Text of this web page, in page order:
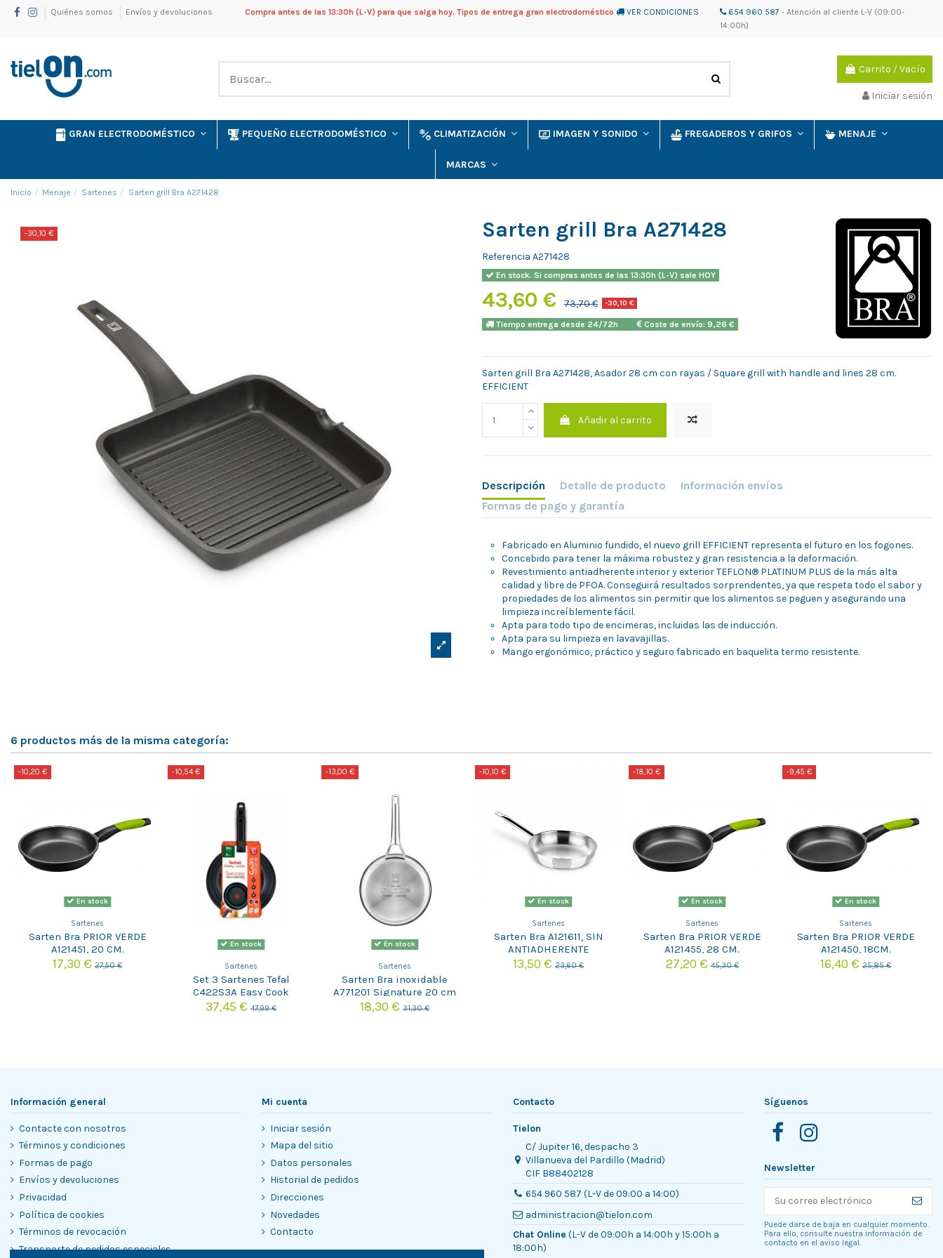
Quiénes somos Envíos y devoluciones Compra antes de las 13:30h (L-V) para que salga hoy. Tipos de entrega gran electrodoméstico VER CONDICIONES 654 960 587 - Atención al cliente L-V (09:00-
14:00h)
Carrito /Vacío
Iniciar sesión
GRAN ELECTRODOMÉSTICO PEQUEÑO ELECTRODOMÉSTICO CLIMATIZACIÓN IMAGEN Y SONIDO FREGADEROS Y GRIFOS MENAJE
MARCAS
Inicio Menaje Sartenes Sarten grill Bra A271428
-30,10 € Sarten grill Bra A271428
Referencia A271428
En stock. Si compras antes de las 13:30h (L-V) sale HOY
43,60 € 73,70 € -30,10 €
Tiempo entrega desde 24/72h Coste de envío: 9,26 €
Sarten grill Bra A271428, Asador 28 cm con rayas / Square grill with handle and lines 28 cm.
EFFICIENT
Añadir al carrito
Descripción Detalle de producto
Información envíos
Formas de pago y garantía
Fabricado en Aluminio fundido, el nuevo grill EFFICIENT representa el futuro en los fogones.
Concebido para tener la máxima robustez y gran resistencia a la deformación.
Revestimiento antiadherente interior y exterior TEFLON® PLATINUM PLUS de la más alta
calidad y libre de PFOA. Conseguirá resultados sorprendentes, ya que respeta todo el sabor y
propiedades de los alimentos sin permitir que los alimentos se peguen y asegurando una
limpieza increíblemente fácil.
Apta para todo tipo de encimeras, incluidas las de inducción.
Apta para su limpieza en lavavajillas.
Mango ergonómico, práctico y seguro fabricado en baquelita termo resistente.
6 productos más de la misma categoría:
-10,20 €
En stock
Sartenes
Sarten Bra PRIOR VERDE
A121451, 20 CM.
17,30 € 27,50 €
-10,54 €
En stock
Sartenes
Set 3 Sartenes Tefal
C422S3A Easy Cook
20/24/26 cm
37,45 € 47,99 €
-13,00 €
En stock
Sartenes
Sarten Bra inoxidable
A771201 Signature 20 cm
18,30 € 31,30 €
-10,10 €
En stock
Sartenes
Sarten Bra A121611, SIN
ANTIADHERENTE
13,50 € 23,60 €
-18,10 €
En stock
Sartenes
Sarten Bra PRIOR VERDE
A121455, 28 CM.
27,20 €45,30 €
-9,45 €
En stock
Sartenes
Sarten Bra PRIOR VERDE
A121450, 18CM.
16,40 € 25,85 €
Información general
Contacte con nosotros
Términos y condiciones
Formas de pago
Envíos y devoluciones
Privacidad
Política de cookies
Términos de revocación
Transporte de pedidos especiales
Mi cuenta
Iniciar sesión
Mapa del sitio
Datos personales
Historial de pedidos
Direcciones
Novedades
Contacto
Contacto
Tielon
C/ Jupiter 16, despacho 3
Villanueva del Pardillo (Madrid)
CIF B88402128
654 960 587 (L-V de 09:00 a 14:00)
administracion@tielon.com
Chat Online (L-V de 09:00h a 14:00h y 15:00h a
18:00h)
Síguenos
Newsletter
Puede darse de baja en cualquier momento.
Para ello, consulte nuestra información de
contacto en el aviso legal.